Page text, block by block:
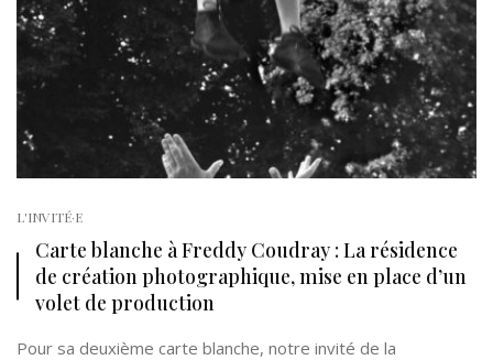
L'INVITÉ·E
Carte blanche à Freddy Coudray : La résidence
de création photographique, mise en place d’un
volet de production
Pour sa deuxième carte blanche, notre invité de la